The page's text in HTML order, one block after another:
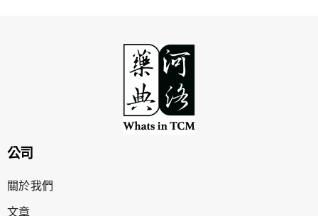
公司
關於我們
文章